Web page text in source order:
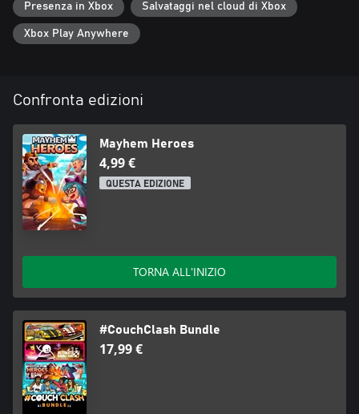
Presenza in Xbox Salvataggi nel cloud di Xbox
Xbox Play Anywhere
Confronta edizioni
Mayhem Heroes
4,99 €
QUESTA EDIZIONE
TORNA ALL'INIZIO
#CouchClash Bundle
17,99 €